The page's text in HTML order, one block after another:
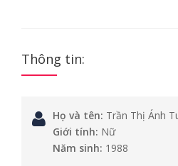
Thông tin:
Họ và tên: Trần Thị Ánh
Giới tính: Nữ
Năm sinh: 1988